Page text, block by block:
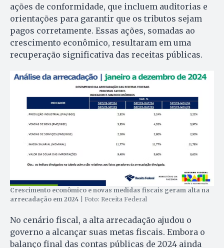
ações de conformidade, que incluem auditorias e
orientações para garantir que os tributos sejam
pagos corretamente. Essas ações, somadas ao
crescimento econômico, resultaram em uma
recuperação significativa das receitas públicas.
Crescimento econômico e novas medidas fiscais geram alta na
arrecadação em 2024 | Foto: Receita Federal
No cenário fiscal, a alta arrecadação ajudou o
governo a alcançar suas metas fiscais. Embora o
balanço final das contas públicas de 2024 ainda